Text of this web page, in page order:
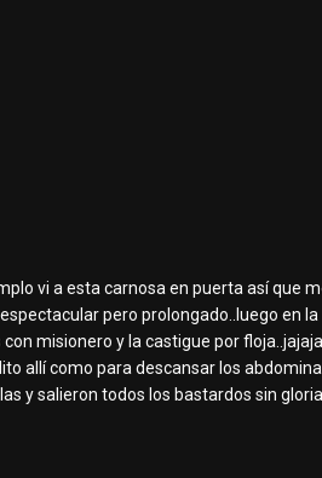
vi a esta carnosa en puerta así que
pero prolongado..luego en
misionero y la castigue por
allí como para descansar los
y salieron todos los bastardos sin gloria